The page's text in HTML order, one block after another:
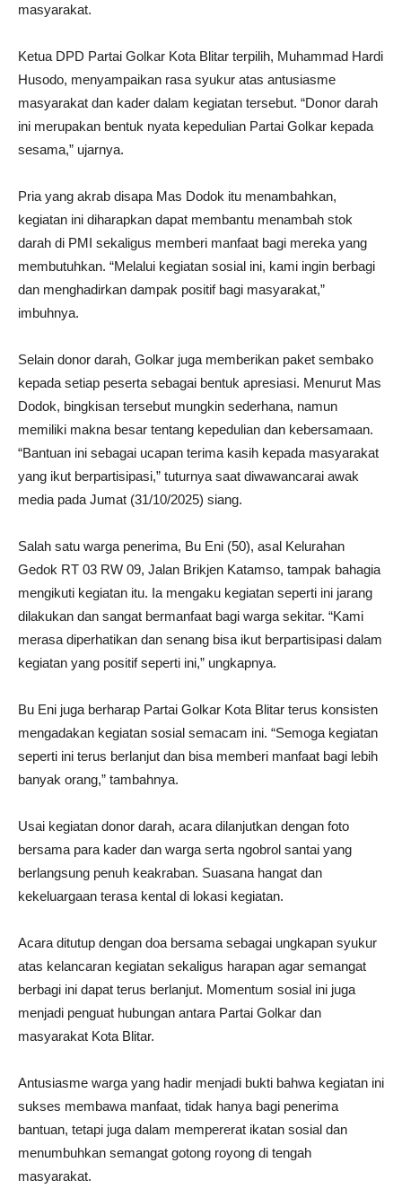
masyarakat.
Ketua DPD Partai Golkar Kota Blitar terpilih, Muhammad Hardi
Husodo, menyampaikan rasa syukur atas antusiasme
masyarakat dan kader dalam kegiatan tersebut. “Donor darah
ini merupakan bentuk nyata kepedulian Partai Golkar kepada
sesama,” ujarnya.
Pria yang akrab disapa Mas Dodok itu menambahkan,
kegiatan ini diharapkan dapat membantu menambah stok
darah di PMI sekaligus memberi manfaat bagi mereka yang
membutuhkan. “Melalui kegiatan sosial ini, kami ingin berbagi
dan menghadirkan dampak positif bagi masyarakat,”
imbuhnya.
Selain donor darah, Golkar juga memberikan paket sembako
kepada setiap peserta sebagai bentuk apresiasi. Menurut Mas
Dodok, bingkisan tersebut mungkin sederhana, namun
memiliki makna besar tentang kepedulian dan kebersamaan.
“Bantuan ini sebagai ucapan terima kasih kepada masyarakat
yang ikut berpartisipasi,” tuturnya saat diwawancarai awak
media pada Jumat (31/10/2025) siang.
Salah satu warga penerima, Bu Eni (50), asal Kelurahan
Gedok RT 03 RW 09, Jalan Brikjen Katamso, tampak bahagia
mengikuti kegiatan itu. Ia mengaku kegiatan seperti ini jarang
dilakukan dan sangat bermanfaat bagi warga sekitar. “Kami
merasa diperhatikan dan senang bisa ikut berpartisipasi dalam
kegiatan yang positif seperti ini,” ungkapnya.
Bu Eni juga berharap Partai Golkar Kota Blitar terus konsisten
mengadakan kegiatan sosial semacam ini. “Semoga kegiatan
seperti ini terus berlanjut dan bisa memberi manfaat bagi lebih
banyak orang,” tambahnya.
Usai kegiatan donor darah, acara dilanjutkan dengan foto
bersama para kader dan warga serta ngobrol santai yang
berlangsung penuh keakraban. Suasana hangat dan
kekeluargaan terasa kental di lokasi kegiatan.
Acara ditutup dengan doa bersama sebagai ungkapan syukur
atas kelancaran kegiatan sekaligus harapan agar semangat
berbagi ini dapat terus berlanjut. Momentum sosial ini juga
menjadi penguat hubungan antara Partai Golkar dan
masyarakat Kota Blitar.
Antusiasme warga yang hadir menjadi bukti bahwa kegiatan ini
sukses membawa manfaat, tidak hanya bagi penerima
bantuan, tetapi juga dalam mempererat ikatan sosial dan
menumbuhkan semangat gotong royong di tengah
masyarakat.